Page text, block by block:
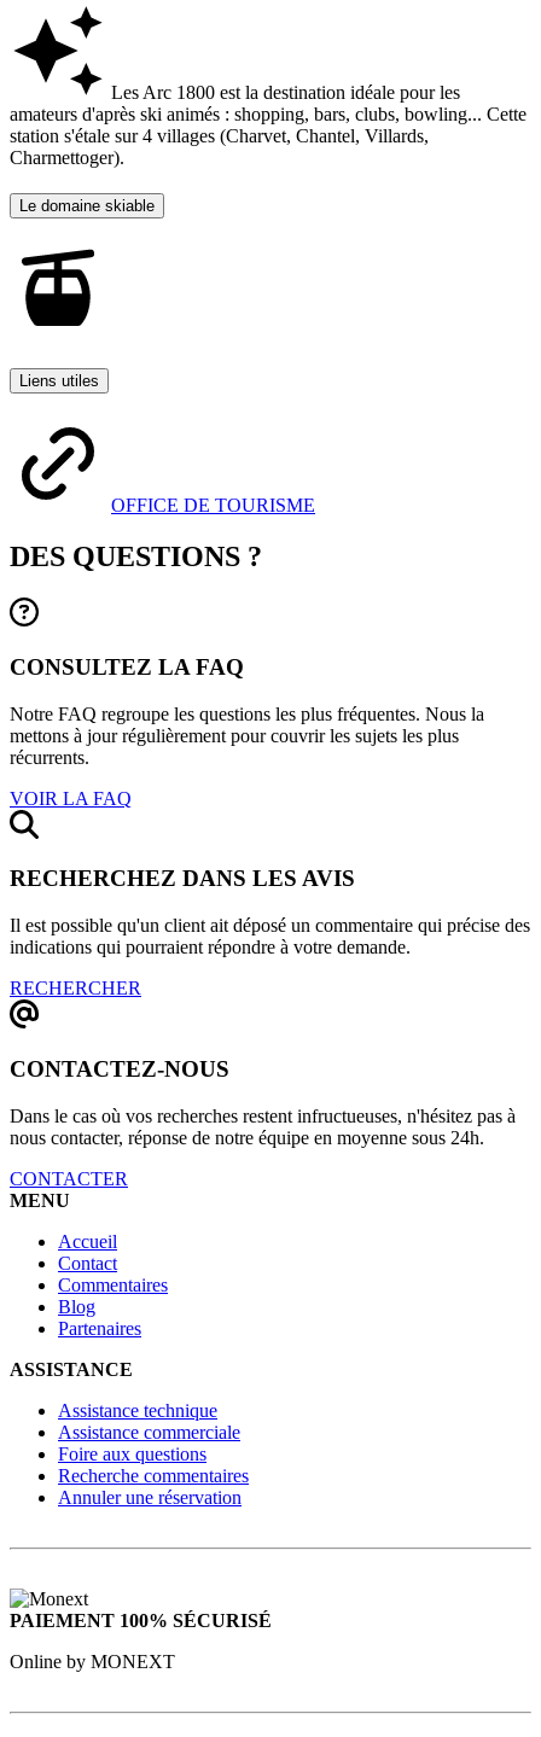
Les Arc 1800 est la destination idéale pour les
amateurs d'après ski animés : shopping, bars, clubs, bowling... Cette
station s'étale sur 4 villages (Charvet, Chantel, Villards,
Charmettoger).
Le domaine skiable
Liens utiles
OFFICE DE TOURISME
DES QUESTIONS ?
CONSULTEZ LA FAQ
Notre FAQ regroupe les questions les plus fréquentes. Nous la
mettons à jour régulièrement pour couvrir les sujets les plus
récurrents.
VOIR LA FAQ
RECHERCHEZ DANS LES AVIS
Il est possible qu'un client ait déposé un commentaire qui précise des
indications qui pourraient répondre à votre demande.
RECHERCHER
CONTACTEZ-NOUS
Dans le cas où vos recherches restent infructueuses, n'hésitez pas à
nous contacter, réponse de notre équipe en moyenne sous 24h.
CONTACTER
MENU
Accueil
Contact
Commentaires
Blog
Partenaires
ASSISTANCE
Assistance technique
Assistance commerciale
Foire aux questions
Recherche commentaires
Annuler une réservation
PAIEMENT 100% SÉCURISÉ
Online by MONEXT